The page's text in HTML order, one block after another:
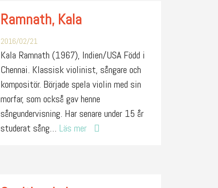
Ramnath, Kala
2016/02/21
Kala Ramnath (1967), Indien/USA Född i
Chennai. Klassisk violinist, sångare och
kompositör. Började spela violin med sin
morfar, som också gav henne
sångundervisning. Har senare under 15 år
studerat sång… Läs mer